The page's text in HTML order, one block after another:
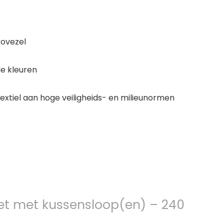
kleuren
aan hoge veiligheids- en milieunormen
met kussensloop(en) – 240